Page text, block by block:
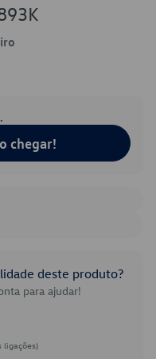
chegar!
deste produto?
para ajudar!
ligações)